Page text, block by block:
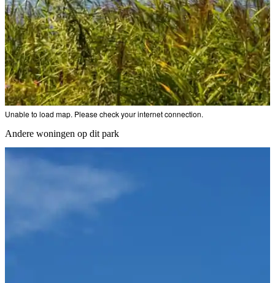
Unable to load map. Please check your internet connection.
Andere woningen op dit park